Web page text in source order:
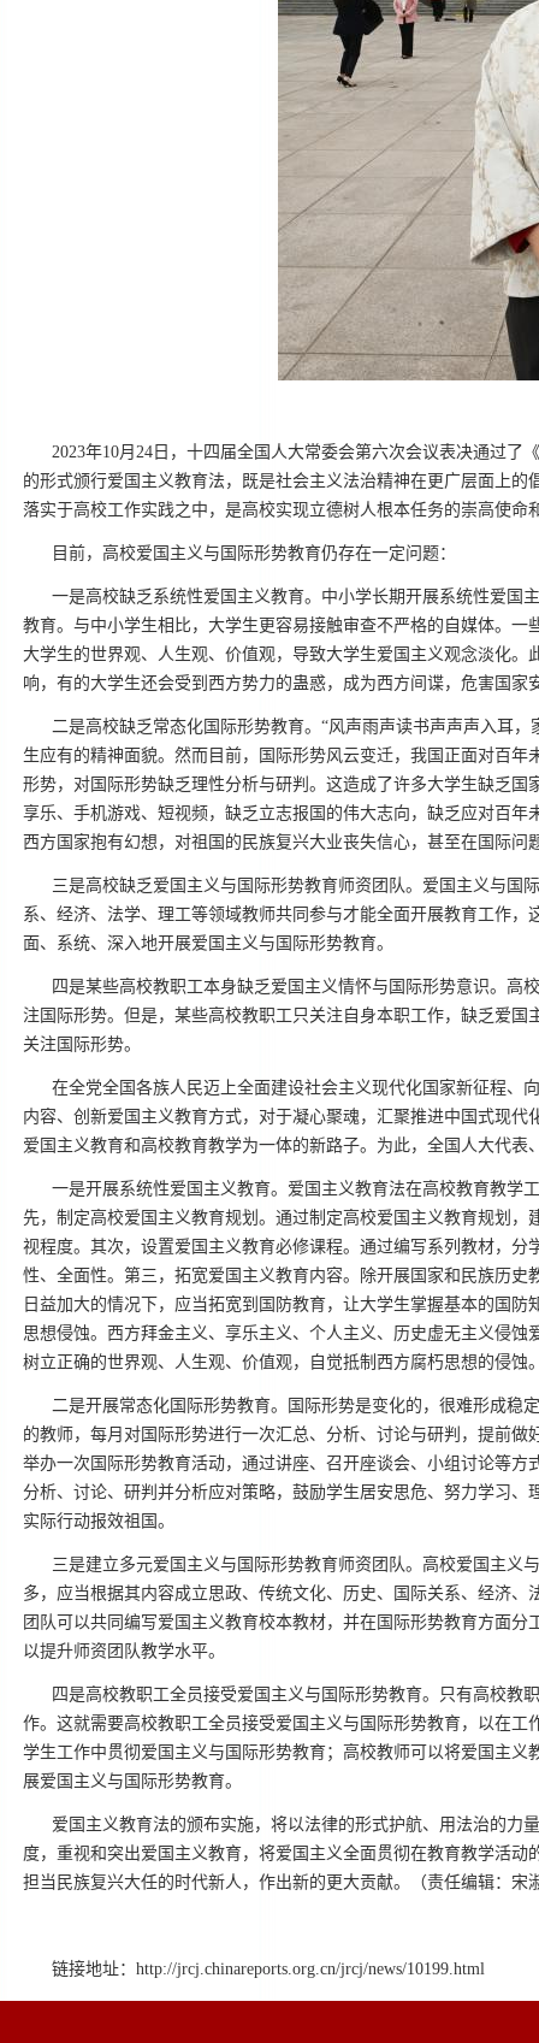
2023年10月24日，十四届全国人大常委会第六次会议表决通过
的形式颁行爱国主义教育法，既是社会主义法治精神在更广层面上
落实于高校工作实践之中，是高校实现立德树人根本任务的崇高使命
目前，高校爱国主义与国际形势教育仍存在一定问题：
一是高校缺乏系统性爱国主义教育。中小学长期开展系统性爱国
教育。与中小学生相比，大学生更容易接触审查不严格的自媒体。
大学生的世界观、人生观、价值观，导致大学生爱国主义观念淡化
响，有的大学生还会受到西方势力的蛊惑，成为西方间谍，危害国家
二是高校缺乏常态化国际形势教育。“风声雨声读书声声声入耳
生应有的精神面貌。然而目前，国际形势风云变迁，我国正面对百
形势，对国际形势缺乏理性分析与研判。这造成了许多大学生缺乏
享乐、手机游戏、短视频，缺乏立志报国的伟大志向，缺乏应对百
西方国家抱有幻想，对祖国的民族复兴大业丧失信心，甚至在国际问
三是高校缺乏爱国主义与国际形势教育师资团队。爱国主义与国
系、经济、法学、理工等领域教师共同参与才能全面开展教育工作
面、系统、深入地开展爱国主义与国际形势教育。
四是某些高校教职工本身缺乏爱国主义情怀与国际形势意识。高
注国际形势。但是，某些高校教职工只关注自身本职工作，缺乏爱
关注国际形势。
在全党全国各族人民迈上全面建设社会主义现代化国家新征程、
内容、创新爱国主义教育方式，对于凝心聚魂，汇聚推进中国式现
爱国主义教育和高校教育教学为一体的新路子。为此，全国人大代
一是开展系统性爱国主义教育。爱国主义教育法在高校教育教学
先，制定高校爱国主义教育规划。通过制定高校爱国主义教育规划
视程度。其次，设置爱国主义教育必修课程。通过编写系列教材，
性、全面性。第三，拓宽爱国主义教育内容。除开展国家和民族历
日益加大的情况下，应当拓宽到国防教育，让大学生掌握基本的国
思想侵蚀。西方拜金主义、享乐主义、个人主义、历史虚无主义侵
树立正确的世界观、人生观、价值观，自觉抵制西方腐朽思想的侵蚀
二是开展常态化国际形势教育。国际形势是变化的，很难形成稳
的教师，每月对国际形势进行一次汇总、分析、讨论与研判，提前
举办一次国际形势教育活动，通过讲座、召开座谈会、小组讨论等
分析、讨论、研判并分析应对策略，鼓励学生居安思危、努力学习
实际行动报效祖国。
三是建立多元爱国主义与国际形势教育师资团队。高校爱国主义
多，应当根据其内容成立思政、传统文化、历史、国际关系、经济
团队可以共同编写爱国主义教育校本教材，并在国际形势教育方面
以提升师资团队教学水平。
四是高校教职工全员接受爱国主义与国际形势教育。只有高校教
作。这就需要高校教职工全员接受爱国主义与国际形势教育，以在
学生工作中贯彻爱国主义与国际形势教育；高校教师可以将爱国主
展爱国主义与国际形势教育。
爱国主义教育法的颁布实施，将以法律的形式护航、用法治的力
度，重视和突出爱国主义教育，将爱国主义全面贯彻在教育教学活
担当民族复兴大任的时代新人，作出新的更大贡献。（责任编辑：宋
链接地址：http://jrcj.chinareports.org.cn/jrcj/news/10199.html